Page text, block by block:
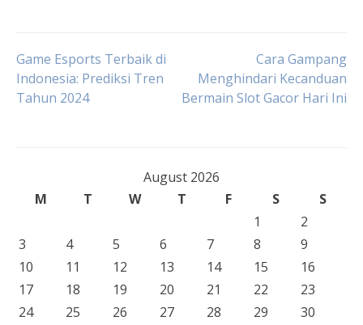
Post
navigation
Game Esports Terbaik di
Indonesia: Prediksi Tren
Tahun 2024
Cara Gampang
Menghindari Kecanduan
Bermain Slot Gacor Hari Ini
August 2026
M
T W T F S
S
1
2
3
4 5 6 7 8
9
10
11 12 13 14 15
16
17
18 19 20 21 22
23
24
25 26 27 28 29
30